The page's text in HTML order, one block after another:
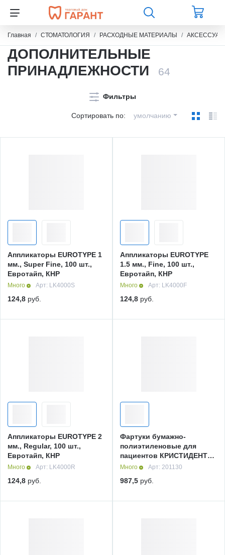
Главная СТОМАТОЛОГИЯ РАСХОДНЫЕ МАТЕРИАЛЫ
ДОПОЛНИТЕЛЬНЫЕ
ПРИНАДЛЕЖНОСТИ
64
Фильтры
Сортировать по: умолчанию
Аппликаторы EUROTYPE 1
мм., Super Fine, 100 шт.,
Евротайп, КНР
Много Арт: LK4000S
124,8 руб.
Аппликаторы EUROTYPE
1.5 мм., Fine, 100 шт.,
Евротайп, КНР
Много Арт: LK4000F
124,8 руб.
Аппликаторы EUROTYPE 2
мм., Regular, 100 шт.,
Евротайп, КНР
Много Арт: LK4000R
124,8 руб.
Фартуки бумажно-
полиэтиленовые для
пациентов КРИСТИДЕНТ
/61*53 см./ /синий/, 1 рулон
Много Арт: 201130
987,5 руб.